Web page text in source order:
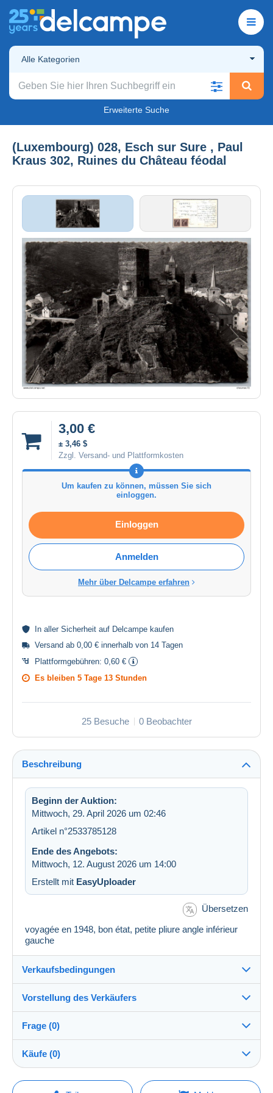
Alle Kategorien
Erweiterte Suche
(Luxembourg) 028, Esch sur Sure , Paul
Kraus 302, Ruines du Château féodal
3,00 €
± 3,46 $
Zzgl. Versand- und Plattformkosten
Um kaufen zu können, müssen Sie sich
einloggen.
Einloggen
Anmelden
Mehr über Delcampe erfahren
In aller Sicherheit auf Delcampe kaufen
Versand ab 0,00 € innerhalb von 14 Tagen
Plattformgebühren: 0,60 €
Es bleiben 5 Tage 13 Stunden
25 Besuche 0 Beobachter
Beschreibung
Beginn der Auktion:
Mittwoch, 29. April 2026 um 02:46
Artikel n°2533785128
Ende des Angebots:
Mittwoch, 12. August 2026 um 14:00
Erstellt mit EasyUploader
Übersetzen
voyagée en 1948, bon état, petite pliure angle inférieur
gauche
Verkaufsbedingungen
Verkaufsbedingungen im Detail
Versand nach Zahlung innerhalb von 14 Tagen
Vorstellung des Verkäufers
choumac72100%(38093x)
PRO
Shop
Frage (0)
Um eine Frage stellen zu können, müssen Sie
Käufe (0)
Letzte Aktualisierung: 00:32:06